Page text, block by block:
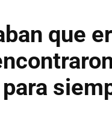
que